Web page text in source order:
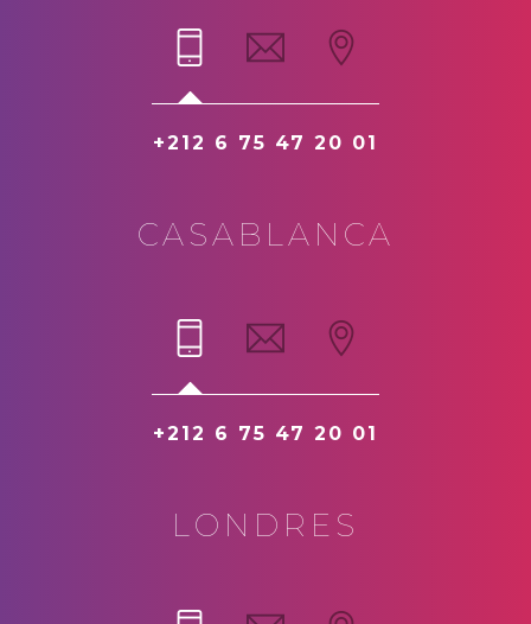
+212 6 75 47 20 01
CASABLANCA
+212 6 75 47 20 01
LONDRES